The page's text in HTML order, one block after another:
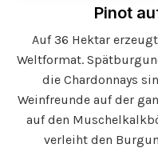
Pinot
Auf 36 Hektar
Weltformat.
die Chardonnays
Weinfreunde auf der
auf den
verleiht den